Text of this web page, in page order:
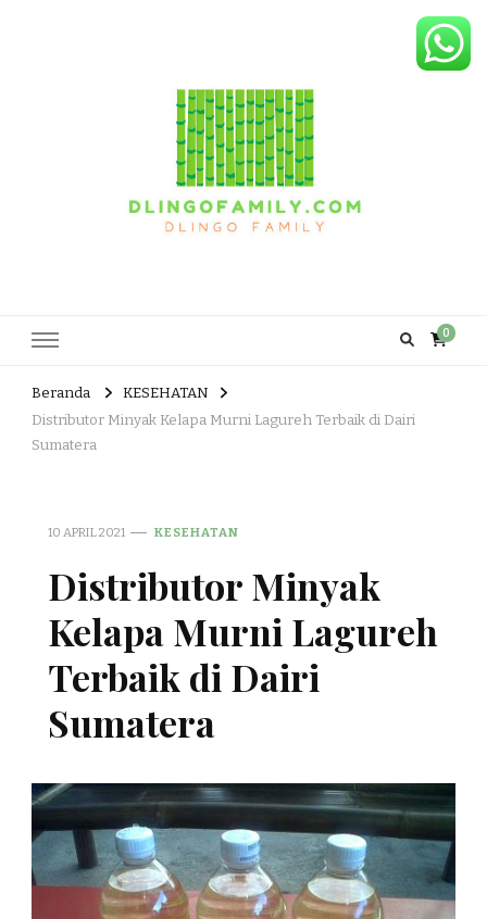
0
Beranda
KESEHATAN
Distributor Minyak Kelapa Murni Lagureh Terbaik di Dairi
Sumatera
10 APRIL 2021 KESEHATAN
Distributor Minyak
Kelapa Murni Lagureh
Terbaik di Dairi
Sumatera